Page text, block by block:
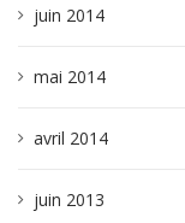
juin 2014
mai 2014
avril 2014
juin 2013